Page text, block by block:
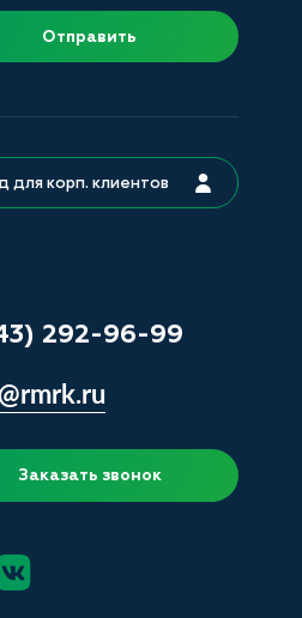
Отправить
для корп. клиентов
292-96-99
Заказать звонок